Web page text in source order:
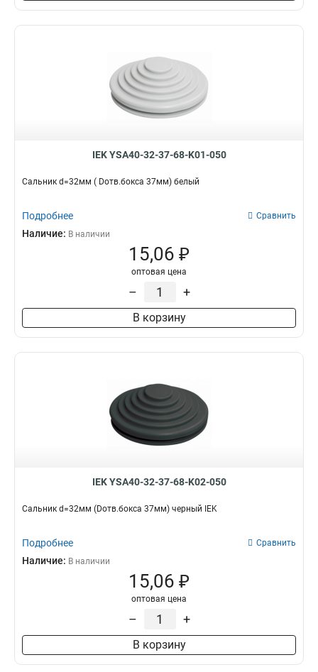
IEK YSA40-32-37-68-K01-050
Сальник d=32мм ( Dотв.бокса 37мм) белый
Подробнее Сравнить
Наличие: В наличии
15,06 ₽
оптовая цена
– +
В корзину
IEK YSA40-32-37-68-K02-050
Сальник d=32мм (Dотв.бокса 37мм) черный IEK
Подробнее Сравнить
Наличие: В наличии
15,06 ₽
оптовая цена
– +
В корзину